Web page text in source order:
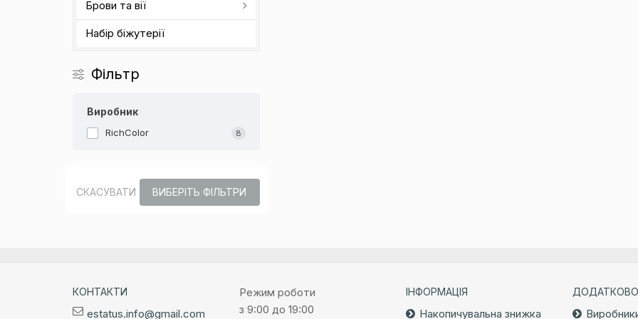
Брови та вії
Набір біжутерії
Фільтр
Виробник
RichColor 8
СКАСУВАТИ ВИБЕРІТЬ ФІЛЬТРИ
КОНТАКТИ
estatus.info@gmail.com
Режим роботи
з 9:00 до 19:00
ІНФОРМАЦІЯ
Накопичувальна знижка
ДОДАТКОВО